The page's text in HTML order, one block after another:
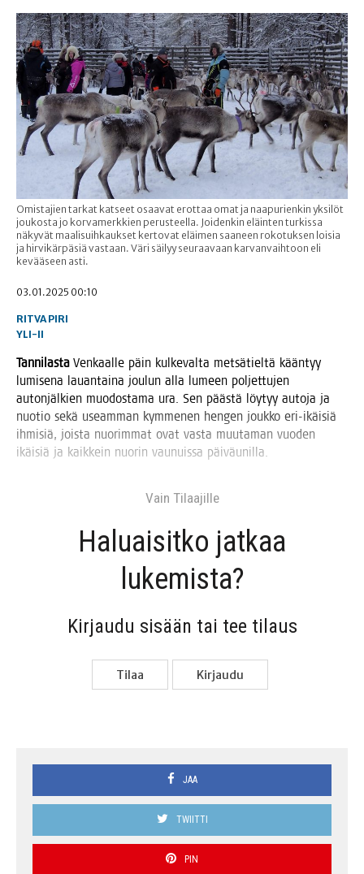
Omistajien tarkat katseet osaavat erottaa omat ja naapurienkin yksilöt
joukosta jo korvamerkkien perusteella. Joidenkin eläinten turkissa
näkyvät maalisuihkaukset kertovat eläimen saaneen rokotuksen loisia
ja hirvikärpäsiä vastaan. Väri säilyy seuraavaan karvanvaihtoon eli
kevääseen asti.
03.01.2025 00:10
RITVA PIRI
YLI-II
Tan­ni­las­ta Ven­kaal­le päin kul­ke­val­ta met­sä­tiel­tä kään­tyy
lumi­se­na lau­an­tai­na jou­lun alla lumeen pol­jet­tu­jen
auton­jäl­kien muo­dos­ta­ma ura. Sen pääs­tä löy­tyy auto­ja ja
nuo­tio sekä useam­man kym­me­nen hen­gen jouk­ko eri-ikäi­siä
ihmi­siä, jois­ta nuo­rim­mat ovat vas­ta muu­ta­man vuo­den
ikäi­siä ja kaik­kein nuo­rin vau­nuis­sa päiväunilla.
Vain Tilaa­jil­le
Haluai­sit­ko jat­kaa
lukemista?
Kir­jau­du sisään tai tee tilaus
Tilaa Kir­jau­du
JAA
TWIITTI
PIN